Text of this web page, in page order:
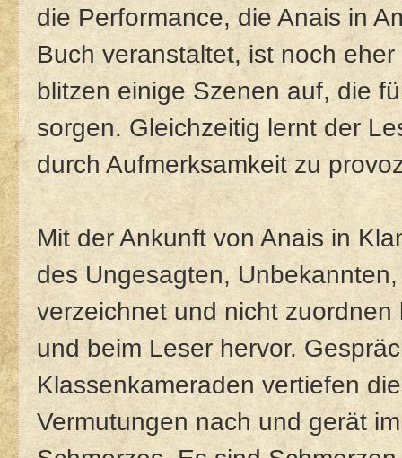
die Performance, die Anais in
Buch veranstaltet, ist noch
blitzen einige Szenen auf, die
sorgen. Gleichzeitig lernt der
durch Aufmerksamkeit zu
Mit der Ankunft von Anais in
des Ungesagten,
verzeichnet und nicht
und beim Leser hervor.
Klassenkameraden vertiefen
Vermutungen nach und gerät